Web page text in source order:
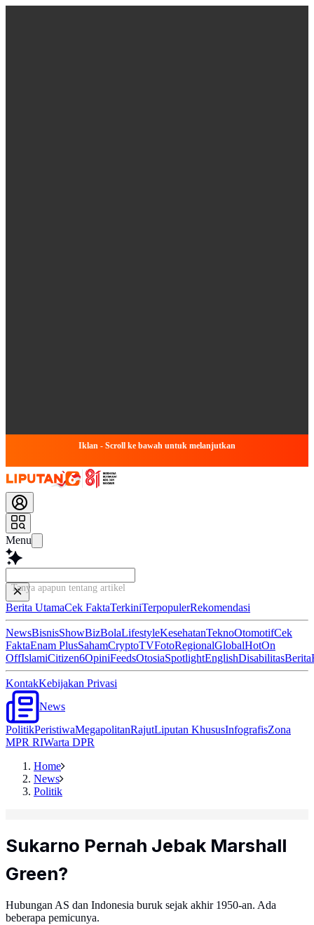
Iklan - Scroll ke bawah untuk melanjutkan
Menu
Tanya apapun tentang artikel ini...
Berita UtamaCek FaktaTerkiniTerpopulerRekomendasi
NewsBisnisShowBizBolaLifestyleKesehatanTeknoOtomotifCek
FaktaEnam PlusSahamCryptoTVFotoRegionalGlobalHotOn
OffIslamiCitizen6OpiniFeedsOtosiaSpotlightEnglishDisabilitasBerita
KontakKebijakan Privasi
News
PolitikPeristiwaMegapolitanRajutLiputan KhususInfografisZona
MPR RIWarta DPR
Home
News
Politik
Sukarno Pernah Jebak Marshall
Green?
Hubungan AS dan Indonesia buruk sejak akhir 1950-an. Ada
beberapa pemicunya.